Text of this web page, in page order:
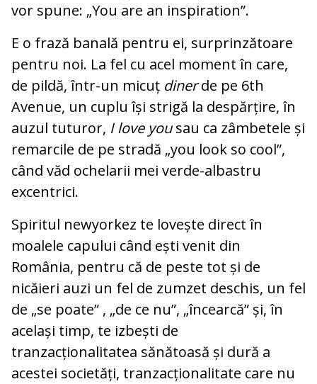
vor spune: „You are an inspiration”.
E o frază banală pentru ei, surprinzătoare
pentru noi. La fel cu acel moment în care,
de pildă, într-un micuț dinerde pe 6th
Avenue, un cuplu își strigă la despărțire, în
auzul tuturor, I love yousau ca zâmbetele și
remarcile de pe stradă „you look so cool”,
când văd ochelarii mei verde-albastru
excentrici.
Spiritul newyorkez te lovește direct în
moalele capului când ești venit din
România, pentru că de peste tot și de
nicăieri auzi un fel de zumzet deschis, un fel
de „se poate” , „de ce nu”, „încearcă” și, în
același timp, te izbești de
tranzacționalitatea sănătoasă și dură a
acestei societăți, tranzacționalitate care nu